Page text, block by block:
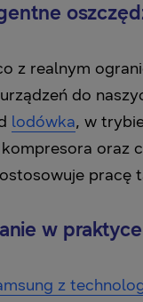
z realnym
do
lodówka, w
oraz
w praktyce
z